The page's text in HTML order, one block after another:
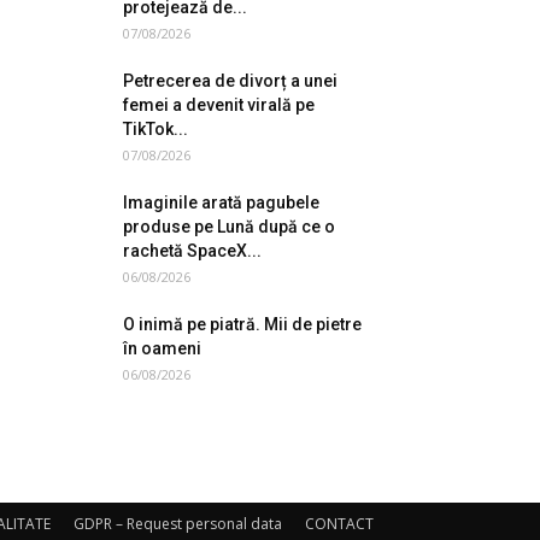
protejează de...
07/08/2026
Petrecerea de divorț a unei
femei a devenit virală pe
TikTok...
07/08/2026
Imaginile arată pagubele
produse pe Lună după ce o
rachetă SpaceX...
06/08/2026
O inimă pe piatră. Mii de pietre
în oameni
06/08/2026
GDPR – Request personal data CONTACT